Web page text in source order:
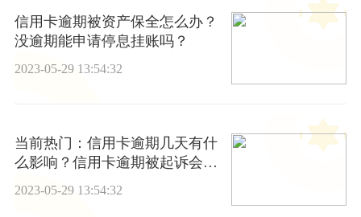
信用卡逾期被资产保全怎么办？
没逾期能申请停息挂账吗？
2023-05-29 13:54:32
当前热门：信用卡逾期几天有什
么影响？信用卡逾期被起诉会坐
牢吗？
2023-05-29 13:54:32